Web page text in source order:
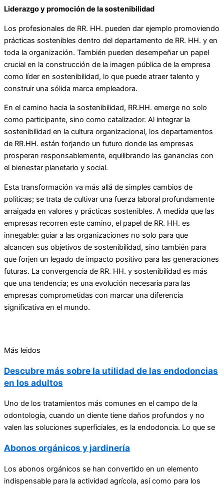
Liderazgo y promoción de la sostenibilidad
Los profesionales de RR. HH. pueden dar ejemplo promoviendo
prácticas sostenibles dentro del departamento de RR. HH. y en
toda la organización. También pueden desempeñar un papel
crucial en la construcción de la imagen pública de la empresa
como líder en sostenibilidad, lo que puede atraer talento y
construir una sólida marca empleadora.
En el camino hacia la sostenibilidad, RR.HH. emerge no solo
como participante, sino como catalizador. Al integrar la
sostenibilidad en la cultura organizacional, los departamentos
de RR.HH. están forjando un futuro donde las empresas
prosperan responsablemente, equilibrando las ganancias con
el bienestar planetario y social.
Esta transformación va más allá de simples cambios de
políticas; se trata de cultivar una fuerza laboral profundamente
arraigada en valores y prácticas sostenibles. A medida que las
empresas recorren este camino, el papel de RR. HH. es
innegable: guiar a las organizaciones no solo para que
alcancen sus objetivos de sostenibilidad, sino también para
que forjen un legado de impacto positivo para las generaciones
futuras. La convergencia de RR. HH. y sostenibilidad es más
que una tendencia; es una evolución necesaria para las
empresas comprometidas con marcar una diferencia
significativa en el mundo.
Más leidos
Descubre más sobre la utilidad de las endodoncias
en los adultos
Uno de los tratamientos más comunes en el campo de la
odontología, cuando un diente tiene daños profundos y no
valen las soluciones superficiales, es la endodoncia. Lo que se
Abonos orgánicos y jardinería
Los abonos orgánicos se han convertido en un elemento
indispensable para la actividad agrícola, así como para los